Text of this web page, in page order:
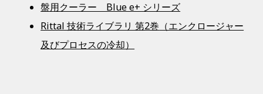
盤用クーラー Blue e+ シリーズ
Rittal 技術ライブラリ 第2巻 （エンクロージャー
及びプロセスの冷却）